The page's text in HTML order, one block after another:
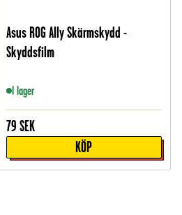
Asus ROG Ally Skärmskydd -
Skyddsfilm
I lager
79 SEK
KÖP